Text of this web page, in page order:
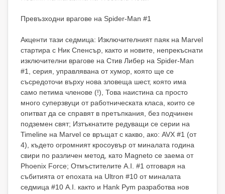
Превъзходни врагове на Spider-Man #1
Акценти тази седмица: Изключителният паяк на Marvel
стартира с Ник Спенсър, както и новите, непрекъснати
изключителни врагове на Стив Либер на Spider-Man
#1, серия, управлявана от хумор, която ще се
съсредоточи върху нова зловеща шест, която има
само петима членове (!), Това наистина са просто
много суперзвуци от работническата класа, които се
опитват да се справят в претъпкания, без подчинен
подземен свят; Изтъкнатите редуващи се серии на
Timeline на Marvel се връщат с какво, ако: AVX #1 (от
4), където огромният кросоувър от миналата година
свири по различен метод, като Magneto се заема от
Phoenix Force; Отмъстителите A.I. #1 отговаря на
събитията от епохата на Ultron #10 от миналата
седмица #10 A.I. както и Hank Pym разработва нов